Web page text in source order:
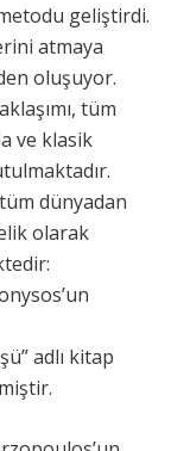
geliştirdi.
atmaya
oluşuyor.
tüm
ve klasik
dünyadan
olarak
adlı kitap